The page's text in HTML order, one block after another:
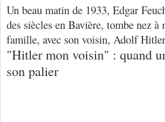
Un beau matin de 1933, Edgar
des siècles en Bavière, tombe nez
famille, avec son voisin, Adolf
"Hitler mon voisin" : quand
son palier